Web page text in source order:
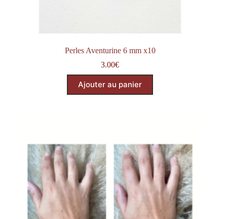
Perles Aventurine 6 mm x10
3.00€
Ajouter au panier